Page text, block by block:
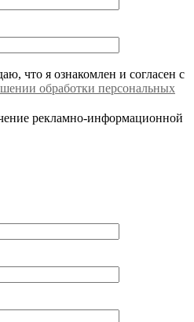
что я ознакомлен и согласен с
обработки персональных
рекламно-информационной